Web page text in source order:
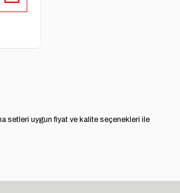
setleri uygun fiyat ve kalite seçenekleri ile